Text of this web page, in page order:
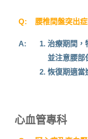
Q: 腰椎間盤突出
A:
治療期間，
並注意腰部
恢復期適當
心血管專科